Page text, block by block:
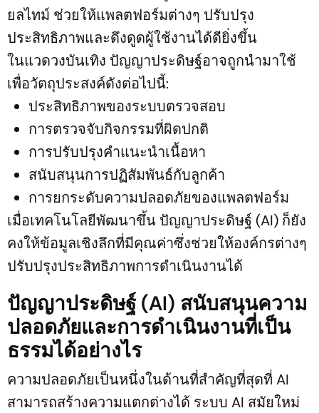
ยลไทม์ ช่วยให้แพลตฟอร์มต่างๆ ปรับปรุง
ประสิทธิภาพและดึงดูดผู้ใช้งานได้ดียิ่งขึ้น
ในแวดวงบันเทิง ปัญญาประดิษฐ์อาจถูกนำมาใช้
เพื่อวัตถุประสงค์ดังต่อไปนี้:
ประสิทธิภาพของระบบตรวจสอบ
การตรวจจับกิจกรรมที่ผิดปกติ
การปรับปรุงคำแนะนำเนื้อหา
สนับสนุนการปฏิสัมพันธ์กับลูกค้า
การยกระดับความปลอดภัยของแพลตฟอร์ม
เมื่อเทคโนโลยีพัฒนาขึ้น ปัญญาประดิษฐ์ (AI) ก็ยัง
คงให้ข้อมูลเชิงลึกที่มีคุณค่าซึ่งช่วยให้องค์กรต่างๆ
ปรับปรุงประสิทธิภาพการดำเนินงานได้
ปัญญาประดิษฐ์ (AI) สนับสนุนความ
ปลอดภัยและการดำเนินงานที่เป็น
ธรรมได้อย่างไร
ความปลอดภัยเป็นหนึ่งในด้านที่สำคัญที่สุดที่ AI
สามารถสร้างความแตกต่างได้ ระบบ AI สมัยใหม่